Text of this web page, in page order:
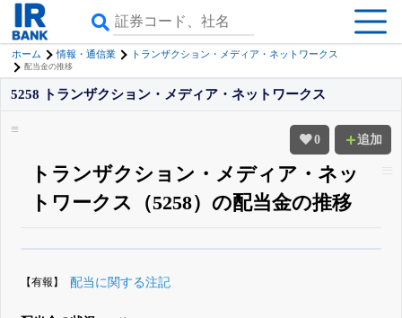
ホーム 情報・通信業 トランザクション・メディア・ネットワークス
配当金の推移
0 追加
5258 トランザクション・メディア・ネットワークス
トランザクション・メディア・ネッ
トワークス（5258）の配当金の推移
見られる
無料でβ版をはじめる
【有報】 配当に関する注記